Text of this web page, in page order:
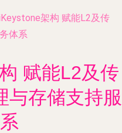
架构 赋能L2及传
体系
赋能L2及传
与存储支持服